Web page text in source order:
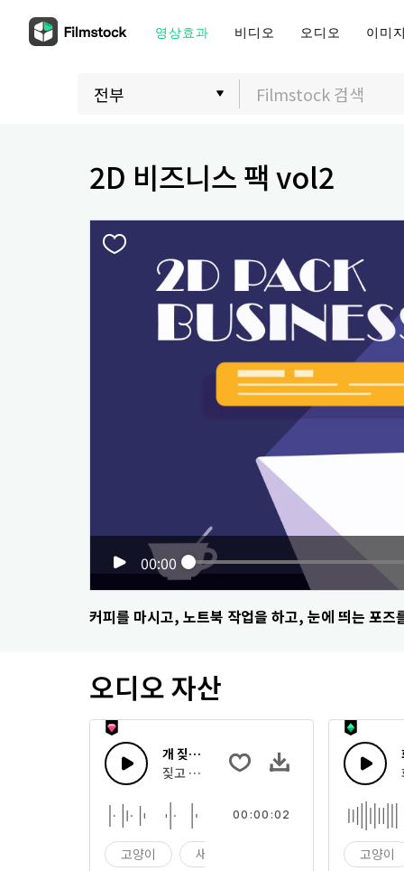
영상효과 비디오 오디오 이미
2D 비즈니스 팩 vol2
00:00
커피를 마시고, 노트북 작업을 하고, 눈에 띄는 포즈
오디오 자산
개 짖기 2
짖고 있는 개
고양이 새끼 고양이
00:00:02
고양이